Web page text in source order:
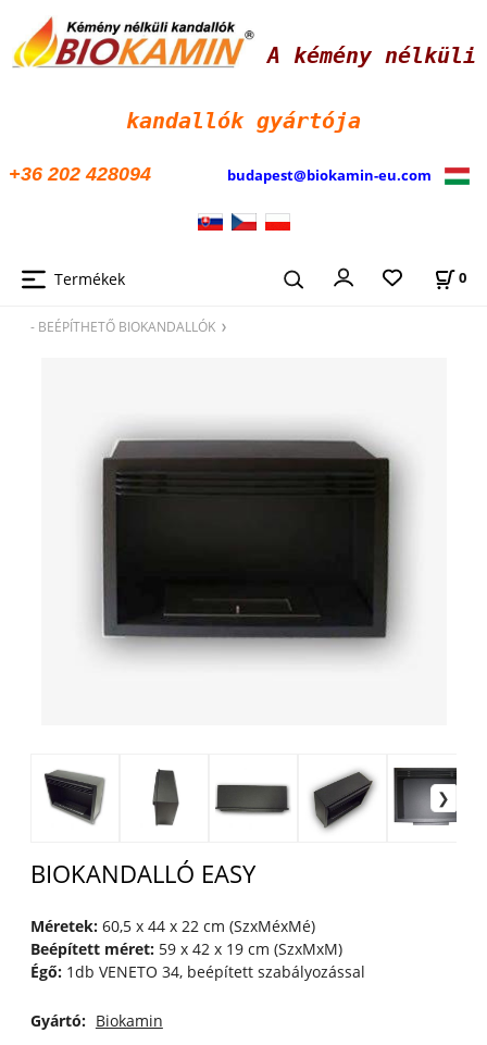
A kémény nélküli
kandallók gyártója
+36 202 428094 budapest@biokamin-eu.com
Termékek 0
- BEÉPÍTHETŐ BIOKANDALLÓK
BIOKANDALLÓ EASY
Méretek:60,5 x 44 x 22 cm (SzxMéxMé)
Beépített méret:59 x 42 x 19 cm (SzxMxM)
Égő:1db VENETO 34, beépített szabályozással
Gyártó: Biokamin